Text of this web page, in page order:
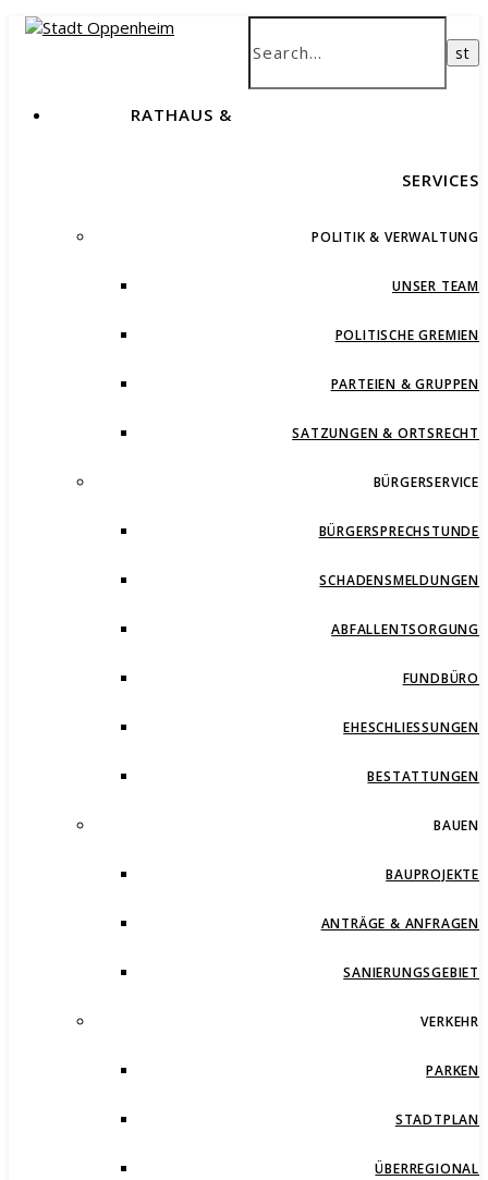
RATHAUS &
SERVICES
POLITIK & VERWALTUNG
UNSER TEAM
POLITISCHE GREMIEN
PARTEIEN & GRUPPEN
SATZUNGEN & ORTSRECHT
BÜRGERSERVICE
BÜRGERSPRECHSTUNDE
SCHADENSMELDUNGEN
ABFALLENTSORGUNG
FUNDBÜRO
EHESCHLIESSUNGEN
BESTATTUNGEN
BAUEN
BAUPROJEKTE
ANTRÄGE & ANFRAGEN
SANIERUNGSGEBIET
VERKEHR
PARKEN
STADTPLAN
ÜBERREGIONAL